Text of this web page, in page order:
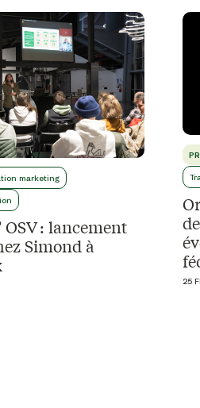
marketing
OSV : lancement
Simond à
25